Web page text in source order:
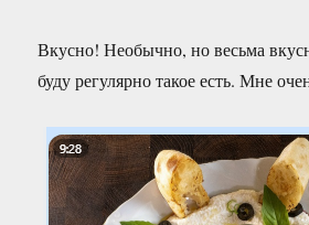
Вкусно! Необычно, но весьма
буду регулярно такое есть. Мне